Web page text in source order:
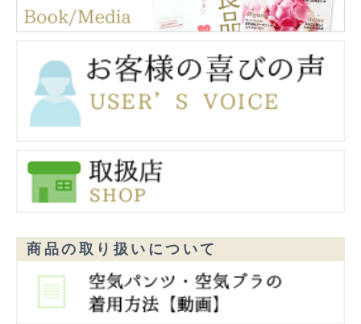
商品の取り扱いについて